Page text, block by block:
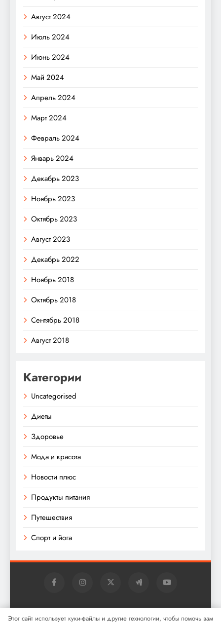
Август 2024
Июль 2024
Июнь 2024
Май 2024
Апрель 2024
Март 2024
Февраль 2024
Январь 2024
Декабрь 2023
Ноябрь 2023
Октябрь 2023
Август 2023
Декабрь 2022
Ноябрь 2018
Октябрь 2018
Сентябрь 2018
Август 2018
Категории
Uncategorised
Диеты
Здоровье
Мода и красота
Новости плюс
Продукты питания
Путешествия
Спорт и йога
Digital Newspaper - многофункциональная тема
Этот сайт использует куки-файлы и другие технологии, чтобы помочь вам